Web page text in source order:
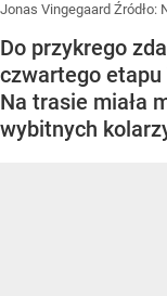
Jonas Vingegaard Źródło:
Do przykrego
czwartego etapu
Na trasie miała
wybitnych